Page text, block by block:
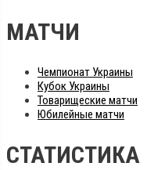
МАТЧИ
Чемпионат Украины
Кубок Украины
Товарищеские матчи
Юбилейные матчи
СТАТИСТИКА